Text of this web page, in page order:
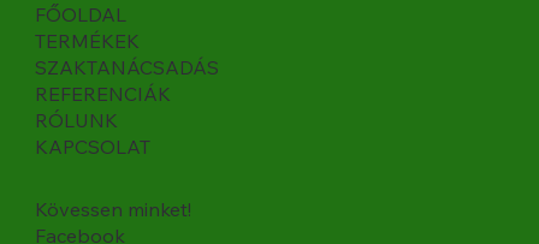
FŐOLDAL
TERMÉKEK
SZAKTANÁCSADÁS
REFERENCIÁK
RÓLUNK
KAPCSOLAT
Kövessen minket!
Facebook